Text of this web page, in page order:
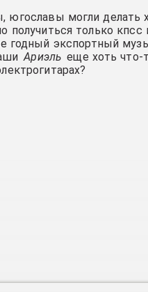
югославы могли
получиться только
годный экспортный
Ариэль еще хоть что-